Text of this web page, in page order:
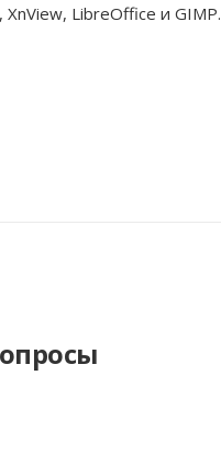
XnView, LibreOffice и GIMP.